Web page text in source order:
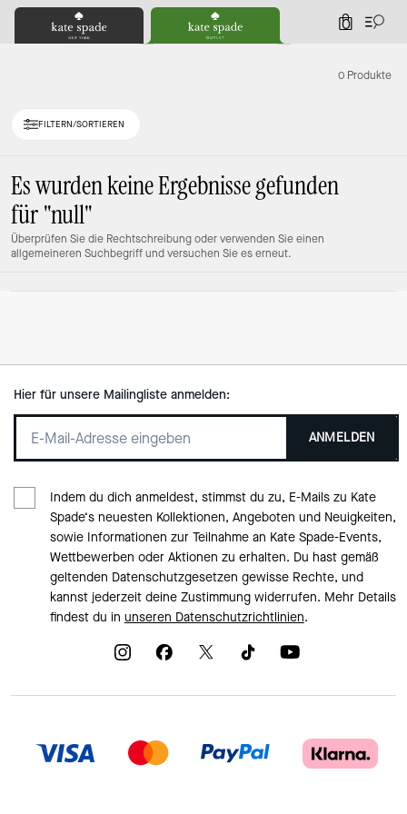
0
0 Produkte
FILTERN/SORTIEREN
Es wurden keine Ergebnisse gefunden
für "null"
Überprüfen Sie die Rechtschreibung oder verwenden Sie einen
allgemeineren Suchbegriff und versuchen Sie es erneut.
Hier für unsere Mailingliste anmelden:
ANMELDEN
Indem du dich anmeldest, stimmst du zu, E-Mails zu Kate
Spade‘s neuesten Kollektionen, Angeboten und Neuigkeiten,
sowie Informationen zur Teilnahme an Kate Spade-Events,
Wettbewerben oder Aktionen zu erhalten. Du hast gemäß
geltenden Datenschutzgesetzen gewisse Rechte, und
kannst jederzeit deine Zustimmung widerrufen. Mehr Details
findest du in unseren Datenschutzrichtlinien.